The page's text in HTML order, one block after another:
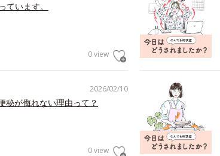
います。
0 view
2026/02/10
秘が侮れない理由って？
0 view